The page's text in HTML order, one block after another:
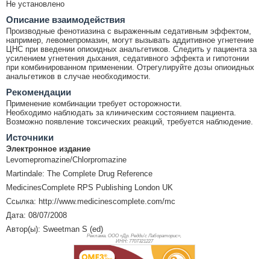
Не установлено
Описание взаимодействия
Производные фенотиазина с выраженным седативным эффектом,
например, левомепромазин, могут вызывать аддитивное угнетение
ЦНС при введении опиоидных анальгетиков. Следить у пациента за
усилением угнетения дыхания, седативного эффекта и гипотонии
при комбинированном применении. Отрегулируйте дозы опиоидных
анальгетиков в случае необходимости.
Рекомендации
Применение комбинации требует осторожности.
Необходимо наблюдать за клиническим состоянием пациента.
Возможно появление токсических реакций, требуется наблюдение.
Источники
Электронное издание
Levomepromazine/Chlorpromazine
Martindale: The Complete Drug Reference
MedicinesComplete RPS Publishing London UK
Ссылка: http://www.medicinescomplete.com/mc
Дата: 08/07/2008
Автор(ы): Sweetman S (ed)
Реклама. ООО «Др. Редди’с Лабораторис»,
ИНН: 7707321227